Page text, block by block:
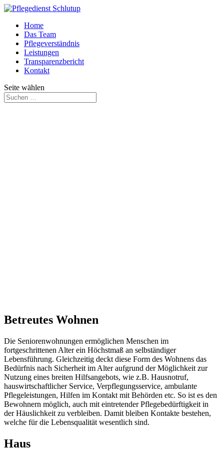
Home
Das Team
Pflegeverständnis
Leistungen
Transparenzbericht
Kontakt
Seite wählen
Betreutes Wohnen
Die Seniorenwohnungen ermöglichen Menschen im
fortgeschrittenen Alter ein Höchstmaß an selbständiger
Lebensführung. Gleichzeitig deckt diese Form des Wohnens das
Bedürfnis nach Sicherheit im Alter aufgrund der Möglichkeit zur
Nutzung eines breiten Hilfsangebots, wie z.B. Hausnotruf,
hauswirtschaftlicher Service, Verpflegungsservice, ambulante
Pflegeleistungen, Hilfen im Kontakt mit Behörden etc. So ist es den
Bewohnern möglich, auch mit eintretender Pflegebedürftigkeit in
der Häuslichkeit zu verbleiben. Damit bleiben Kontakte bestehen,
welche für die Lebensqualität wesentlich sind.
Haus